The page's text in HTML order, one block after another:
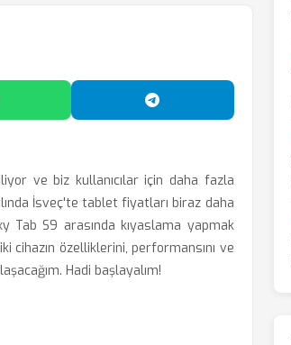
Paylaş Telegram'da Paylaş
ve biz kullanıcılar için daha fazla
İsveç'te tablet fiyatları biraz daha
S9 arasında kıyaslama yapmak
cihazın özelliklerini, performansını ve
Hadi başlayalım!